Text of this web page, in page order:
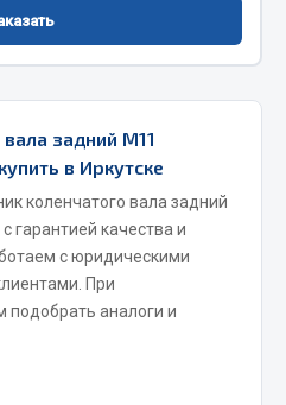
задний M11
в Иркутске
коленчатого вала задний
гарантией качества и
с юридическими
При
аналоги и